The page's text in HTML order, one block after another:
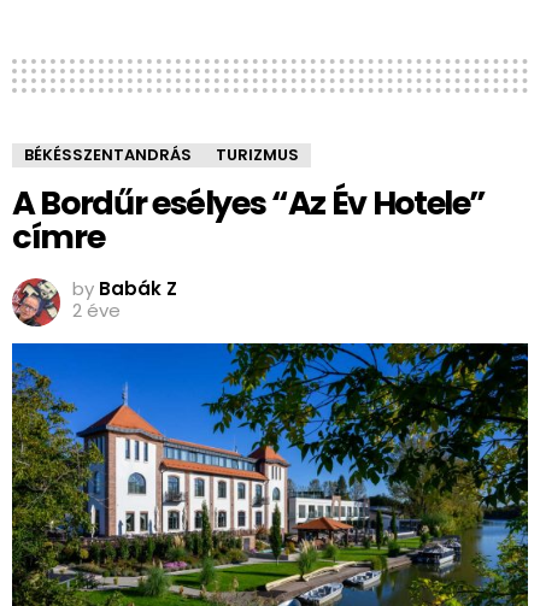
BÉKÉSSZENTANDRÁS TURIZMUS
A Bordűr esélyes “Az Év Hotele”
címre
by Babák Z
2 éve